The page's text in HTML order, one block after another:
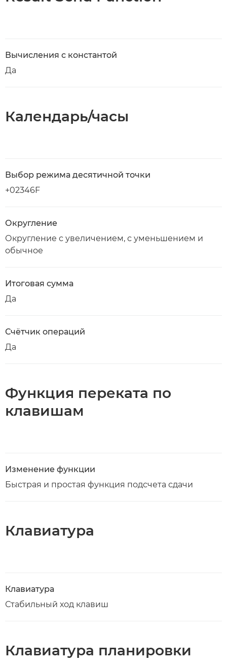
Вычисления с константой
Да
Календарь/часы
Выбор режима десятичной точки
+02346F
Округление
Округление с увеличением, с уменьшением и
обычное
Итоговая сумма
Да
Счётчик операций
Да
Функция переката по
клавишам
Изменение функции
Быстрая и простая функция подсчета сдачи
Клавиатура
Клавиатура
Стабильный ход клавиш
Клавиатура планировки